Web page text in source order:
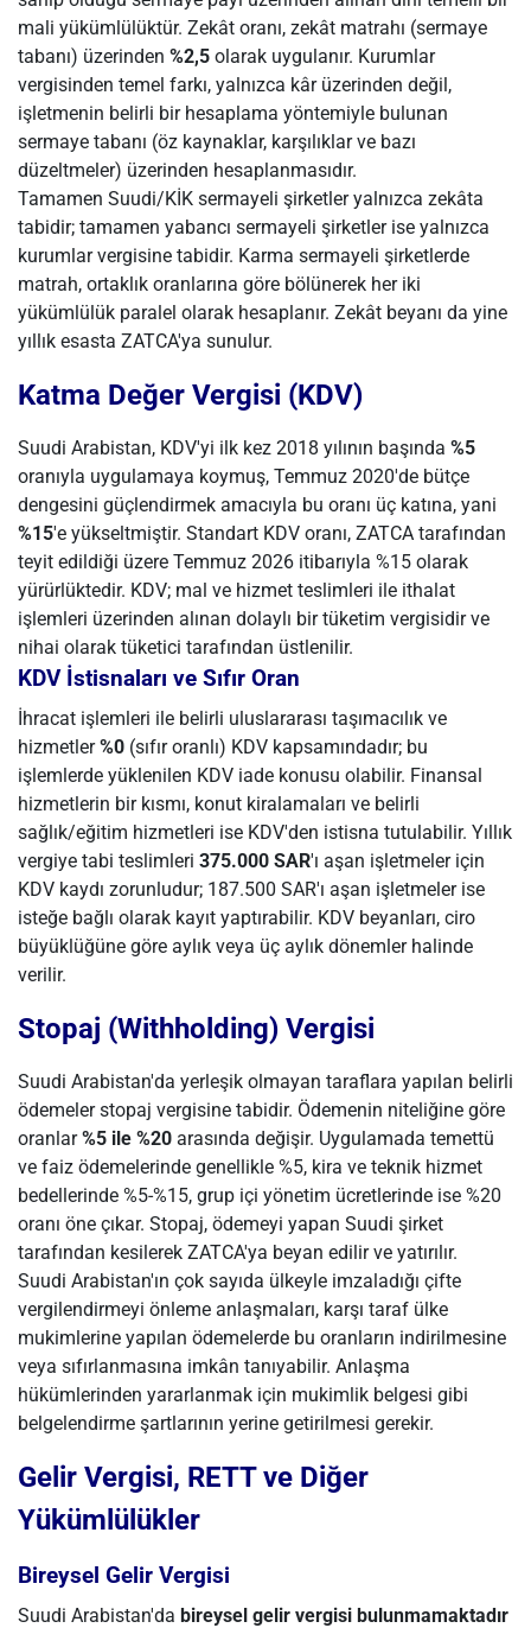
mali yükümlülüktür. Zekât oranı, zekât matrahı (sermaye
tabanı) üzerinden %2,5 olarak uygulanır. Kurumlar
vergisinden temel farkı, yalnızca kâr üzerinden değil,
işletmenin belirli bir hesaplama yöntemiyle bulunan
sermaye tabanı (öz kaynaklar, karşılıklar ve bazı
düzeltmeler) üzerinden hesaplanmasıdır.
Tamamen Suudi/KİK sermayeli şirketler yalnızca zekâta
tabidir; tamamen yabancı sermayeli şirketler ise yalnızca
kurumlar vergisine tabidir. Karma sermayeli şirketlerde
matrah, ortaklık oranlarına göre bölünerek her iki
yükümlülük paralel olarak hesaplanır. Zekât beyanı da yine
yıllık esasta ZATCA'ya sunulur.
Katma Değer Vergisi (KDV)
Suudi Arabistan, KDV'yi ilk kez 2018 yılının başında %5
oranıyla uygulamaya koymuş, Temmuz 2020'de bütçe
dengesini güçlendirmek amacıyla bu oranı üç katına, yani
%15'e yükseltmiştir. Standart KDV oranı, ZATCA tarafından
teyit edildiği üzere Temmuz 2026 itibarıyla %15 olarak
yürürlüktedir. KDV; mal ve hizmet teslimleri ile ithalat
işlemleri üzerinden alınan dolaylı bir tüketim vergisidir ve
nihai olarak tüketici tarafından üstlenilir.
KDV İstisnaları ve Sıfır Oran
İhracat işlemleri ile belirli uluslararası taşımacılık ve
hizmetler%0 (sıfır oranlı) KDV kapsamındadır; bu
işlemlerde yüklenilen KDV iade konusu olabilir. Finansal
hizmetlerin bir kısmı, konut kiralamaları ve belirli
sağlık/eğitim hizmetleri ise KDV'den istisna tutulabilir. Yıllık
vergiye tabi teslimleri 375.000 SAR'ı aşan işletmeler için
KDV kaydı zorunludur; 187.500 SAR'ı aşan işletmeler ise
isteğe bağlı olarak kayıt yaptırabilir. KDV beyanları, ciro
büyüklüğüne göre aylık veya üç aylık dönemler halinde
verilir.
Stopaj (Withholding) Vergisi
Suudi Arabistan'da yerleşik olmayan taraflara yapılan belirli
ödemeler stopaj vergisine tabidir. Ödemenin niteliğine göre
oranlar%5 ile %20 arasında değişir. Uygulamada temettü
ve faiz ödemelerinde genellikle %5, kira ve teknik hizmet
bedellerinde %5-%15, grup içi yönetim ücretlerinde ise %20
oranı öne çıkar. Stopaj, ödemeyi yapan Suudi şirket
tarafından kesilerek ZATCA'ya beyan edilir ve yatırılır.
Suudi Arabistan'ın çok sayıda ülkeyle imzaladığı çifte
vergilendirmeyi önleme anlaşmaları, karşı taraf ülke
mukimlerine yapılan ödemelerde bu oranların indirilmesine
veya sıfırlanmasına imkân tanıyabilir. Anlaşma
hükümlerinden yararlanmak için mukimlik belgesi gibi
belgelendirme şartlarının yerine getirilmesi gerekir.
Gelir Vergisi, RETT ve Diğer
Yükümlülükler
Bireysel Gelir Vergisi
Suudi Arabistan'da bireysel gelir vergisi bulunmamaktadır